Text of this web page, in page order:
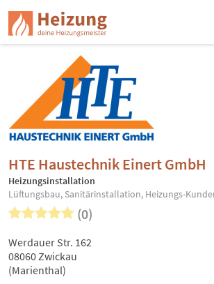
HTE Haustechnik Einert GmbH
Heizungsinstallation
Lüftungsbau, Sanitärinstallation, Heizungs-
(0)
Werdauer Str. 162
08060 Zwickau
(Marienthal)